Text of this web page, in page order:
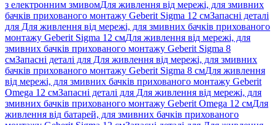
з електронним змивомДля живлення від мережі, для змивних
бачків прихованого монтажу Geberit Sigma 12 смЗапасні деталі
для Для живлення від мережі, для змивних бачків прихованого
монтажу Geberit Sigma 12 смДля живлення від мережі, для
змивних бачків прихованого монтажу Geberit Sigma 8
смЗапасні деталі для Для живлення від мережі, для змивних
бачків прихованого монтажу Geberit Sigma 8 смДля живлення
від мережі, для змивних бачків прихованого монтажу Geberit
Omega 12 смЗапасні деталі для Для живлення від мережі, для
змивних бачків прихованого монтажу Geberit Omega 12 смДля
живлення від батарей, для змивних бачків прихованого